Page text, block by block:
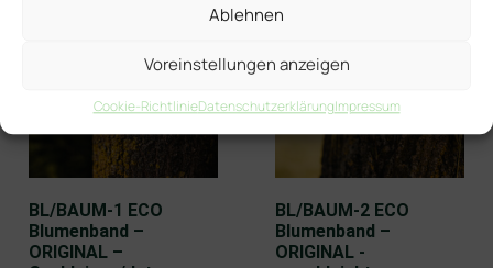
Ablehnen
Voreinstellungen anzeigen
Cookie-RichtlinieDatenschutzerklärungImpressum
BL/BAUM-1 ECO
Blumenband –
ORIGINAL –
BL/BAUM-2 ECO
Blumenband –
ORIGINAL -